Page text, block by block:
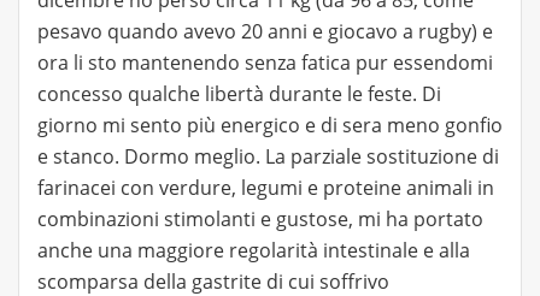
pesavo quando avevo 20 anni e giocavo a rugby) e
ora li sto mantenendo senza fatica pur essendomi
concesso qualche libertà durante le feste. Di
giorno mi sento più energico e di sera meno gonfio
e stanco. Dormo meglio. La parziale sostituzione di
farinacei con verdure, legumi e proteine animali in
combinazioni stimolanti e gustose, mi ha portato
anche una maggiore regolarità intestinale e alla
scomparsa della gastrite di cui soffrivo